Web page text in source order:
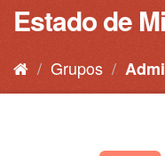
Estado de
Grupos